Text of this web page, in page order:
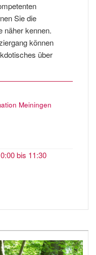
Sie die
näher kennen.
können
über
Meiningen
bis 11:30